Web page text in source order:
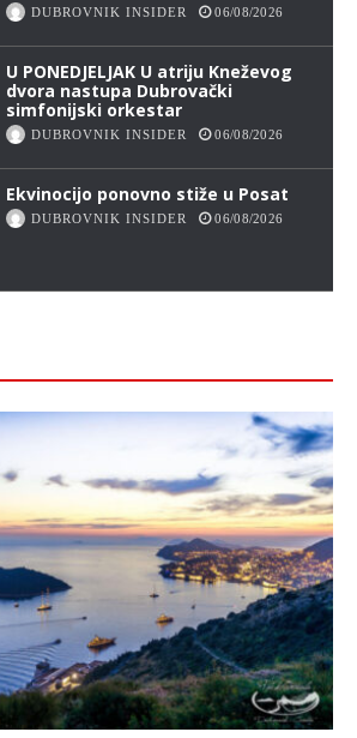
DUBROVNIK INSIDER 06/08/2026
U PONEDJELJAK U atriju Kneževog
dvora nastupa Dubrovački
simfonijski orkestar
DUBROVNIK INSIDER 06/08/2026
Ekvinocijo ponovno stiže u Posat
DUBROVNIK INSIDER 06/08/2026